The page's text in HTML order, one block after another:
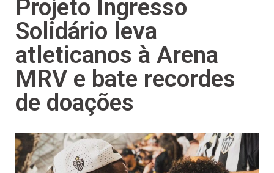
Projeto Ingresso
Solidário leva
atleticanos à Arena
MRV e bate recordes
de doações